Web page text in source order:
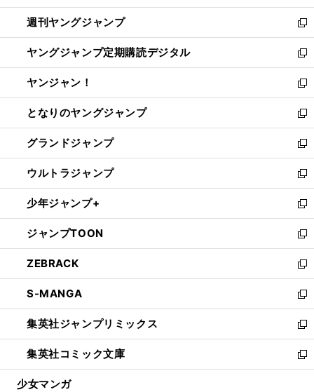
開
く
ウ
で
開
く
ン
ド
ウ
で
開
く
ウ
ィ
ン
ド
ウ
で
開
く
週刊ヤングジャンプ
新
し
い
ウ
ィ
ン
ド
ウ
で
開
く
ヤングジャンプ定期購読デジタル
新
し
い
ウ
ィ
ン
ド
ウ
で
開
く
ヤンジャン！
新
し
い
ウ
ィ
ン
ド
ウ
で
開
く
となりのヤングジャンプ
新
し
い
ウ
ィ
ン
ド
ウ
で
開
く
グランドジャンプ
新
し
い
ウ
ィ
ン
ド
ウ
で
開
く
ウルトラジャンプ
新
し
い
ウ
ィ
ン
ド
ウ
で
開
く
少年ジャンプ+
新
し
い
ウ
ィ
ン
ド
ウ
で
開
く
ジャンプTOON
新
し
い
ウ
ィ
ン
ド
ウ
で
開
ZEBRACK
新
し
い
ウ
ィ
ン
ド
ウ
S-MANGA
新
し
い
ウ
ィ
ン
集英社ジャンプリミックス
新
し
い
ウ
集英社コミック文庫
新
し
少女マンガ